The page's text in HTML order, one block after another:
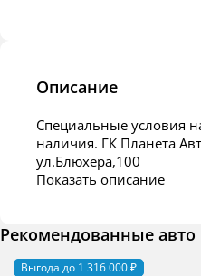
Описание
Специальные условия
наличия. ГК Планета Авто. г.Челябинск,
ул.Блюхера,100
Показать описание
Рекомендованные авто
Выгода до 1 316 000 ₽
В наличии·авто